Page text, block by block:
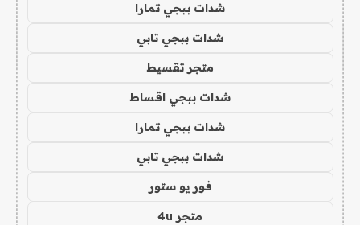
شدات ببجي تمارا
شدات ببجي تابي
متجر تقسيط
شدات ببجي اقساط
شدات ببجي تمارا
شدات ببجي تابي
فور يو ستور
متجر 4u